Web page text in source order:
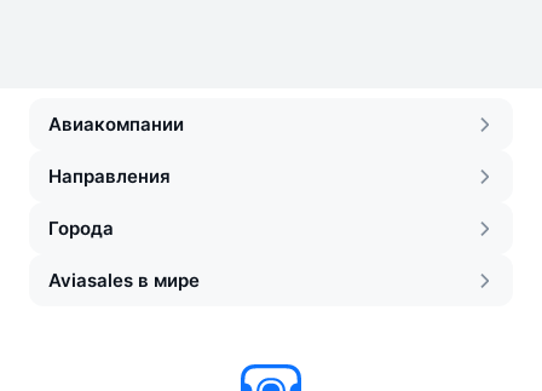
Авиакомпании
Направления
Города
Aviasales в мире